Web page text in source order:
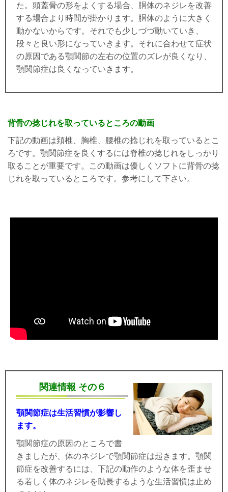
た。頭蓋骨の形をよくする場合、胴体のネジレを改善
する場合より時間が掛かります。胴体のように大きく
動かないからです。それでも少しづづ動いていき、
段々と良い形になっていきます。それに合わせて症状
の原因である顎関節の左右の位置のズレが良くなり、
顎関節症は良くなっていきます。
背骨の捻じれを取っているところの動画
下記の動画は頚椎、胸椎、腰椎の捻じれを取っているとこ
ろです。顎関節症を良くするには脊椎の捻じれをしっかり
取ることが重要です。この動画は優しくソフトに背骨の捻
じれを取っているところです。参考にして下さい。
関連情報 その６
顎関節症は生活習慣が影響し
ます。
顎関節症の原因のところで書
きましたが、体のネジレで顎関節症は起きます。顎関
節症を改善するには、下記の動作のような体を歪ませ
る若しく体のネジレを助長するような生活習慣は止め